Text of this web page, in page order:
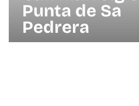
Punta de Sa
Pedrera